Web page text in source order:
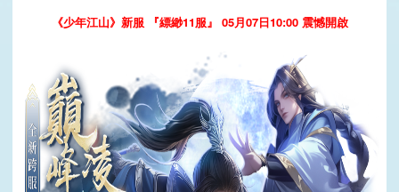
《少年江山》新服 『縹緲11服』 05月07日10:00 震憾開啟